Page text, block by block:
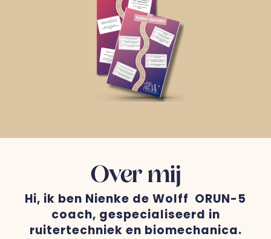
Over mij
Hi, ik ben Nienke de Wolff ORUN-5
coach, gespecialiseerd in
ruitertechniek en biomechanica.